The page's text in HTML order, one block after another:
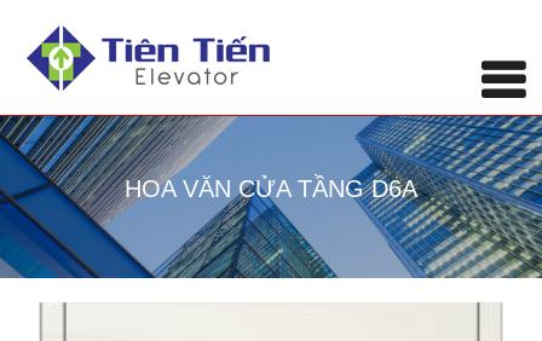
HOA VĂN CỬA TẦNG D6A